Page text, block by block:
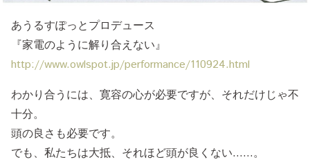
あうるすぽっとプロデュース
『家電のように解り合えない』
http://www.owlspot.jp/performance/110924.html
わかり合うには、寛容の心が必要ですが、それだけじゃ不
十分。
頭の良さも必要です。
でも、私たちは大抵、それほど頭が良くない……。